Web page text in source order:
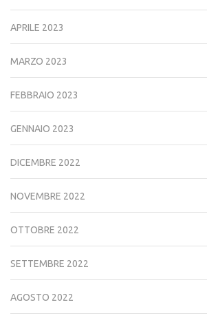
APRILE 2023
MARZO 2023
FEBBRAIO 2023
GENNAIO 2023
DICEMBRE 2022
NOVEMBRE 2022
OTTOBRE 2022
SETTEMBRE 2022
AGOSTO 2022